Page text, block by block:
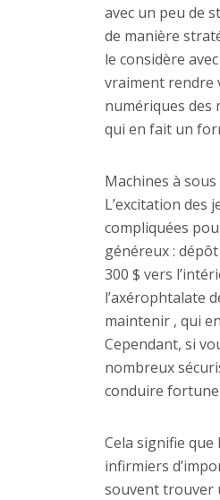
avec un peu de
de manière
le considère
vraiment rendre
numériques des
qui en fait un
Machines à
L’excitation des
compliquées
généreux :
300 $ vers
l’axérophtalate
maintenir , qui
Cependant, si
nombreux
conduire fortune
Cela signifie que
infirmiers
souvent trouver